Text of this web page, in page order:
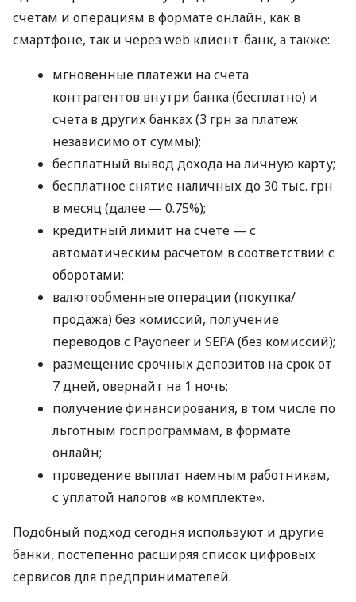
счетам и операциям в формате онлайн, как в
смартфоне, так и через web клиент-банк, а также:
мгновенные платежи на счета
контрагентов внутри банка (бесплатно) и
счета в других банках (3 грн за платеж
независимо от суммы);
бесплатный вывод дохода на личную карту;
бесплатное снятие наличных до 30 тыс. грн
в месяц (далее — 0.75%);
кредитный лимит на счете — с
автоматическим расчетом в соответствии с
оборотами;
валютообменные операции (покупка/
продажа) без комиссий, получение
переводов с Payoneer и SEPA (без комиссий);
размещение срочных депозитов на срок от
7 дней, овернайт на 1 ночь;
получение финансирования, в том числе по
льготным госпрограммам, в формате
онлайн;
проведение выплат наемным работникам,
с уплатой налогов «в комплекте».
Подобный подход сегодня используют и другие
банки, постепенно расширяя список цифровых
сервисов для предпринимателей.